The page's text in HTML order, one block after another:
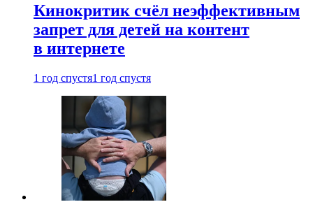
Кинокритик счёл неэффективным
запрет для детей на контент
в интернете
1 год спустя1 год спустя